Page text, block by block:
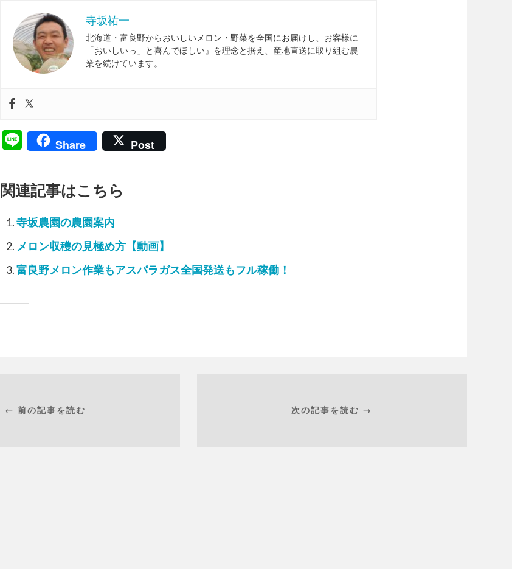
寺坂祐一
北海道・富良野からおいしいメロン・野菜を全国にお届けし、お客様に
「おいしいっ」と喜んでほしい』を理念と据え、産地直送に取り組む農
業を続けています。
LineShare Post
関連記事はこちら
寺坂農園の農園案内
メロン収穫の見極め方【動画】
富良野メロン作業もアスパラガス全国発送もフル稼働！
← 前の記事を読む 次の記事を読む →